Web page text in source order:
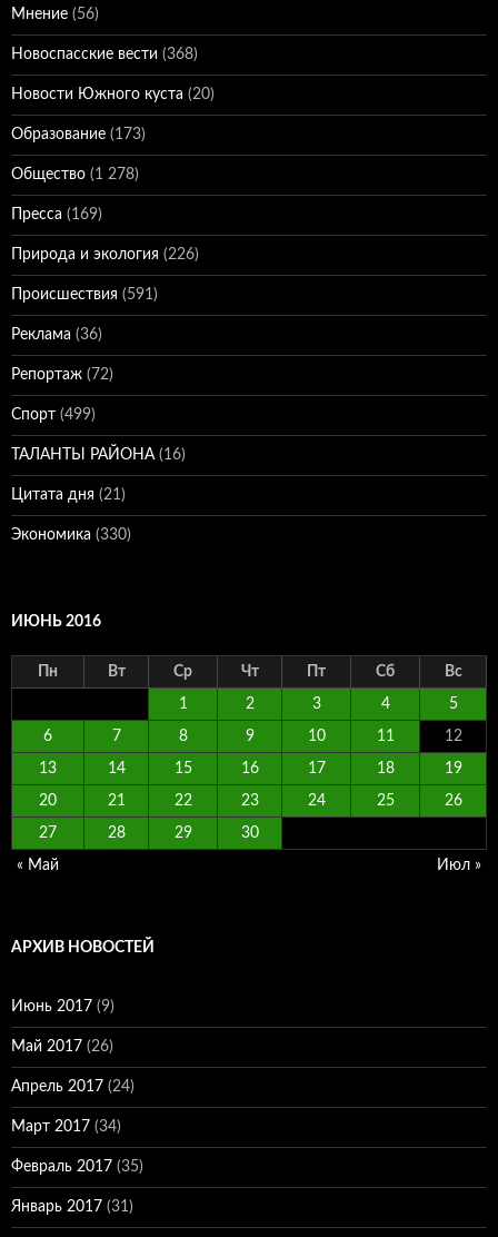
Мнение (56)
Новоспасские вести (368)
Новости Южного куста (20)
Образование (173)
Общество (1 278)
Пресса (169)
Природа и экология (226)
Происшествия (591)
Реклама (36)
Репортаж (72)
Спорт (499)
ТАЛАНТЫ РАЙОНА(16)
Цитата дня (21)
Экономика (330)
ИЮНЬ 2016
Пн Вт Ср Чт Пт Сб Вс
1 2 3 4 5
6 7 8 9 10 11 12
13 14 15 16 17 18 19
20 21 22 23 24 25 26
27 28 29 30
« Май Июл »
АРХИВ НОВОСТЕЙ
Июнь 2017 (9)
Май 2017 (26)
Апрель 2017 (24)
Март 2017 (34)
Февраль 2017 (35)
Январь 2017 (31)